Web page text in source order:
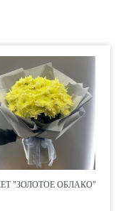
"ЗОЛОТОЕ ОБЛАКО"